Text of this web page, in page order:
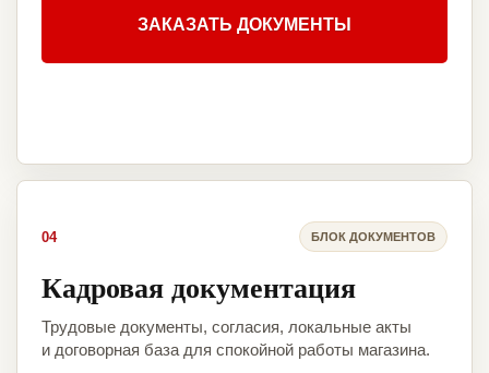
ЗАКАЗАТЬ ДОКУМЕНТЫ
04 БЛОК ДОКУМЕНТОВ
Кадровая документация
Трудовые документы, согласия, локальные акты
и договорная база для спокойной работы магазина.